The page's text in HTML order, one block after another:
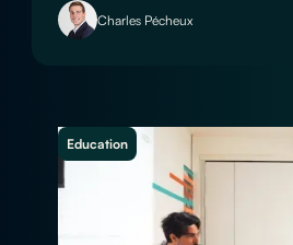
Charles Pécheux
Education